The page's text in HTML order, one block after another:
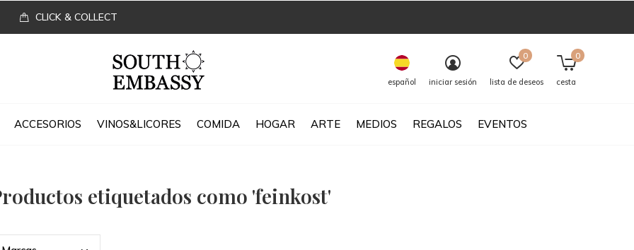
ACCESORIOS VINOS&LICORES COMIDA HOGAR ARTE MEDIOS REGALOS EVENTOS
español iniciar sesión lista de deseos
0
cesta
0
CLICK & COLLECT
etiquetados como 'feinkost'